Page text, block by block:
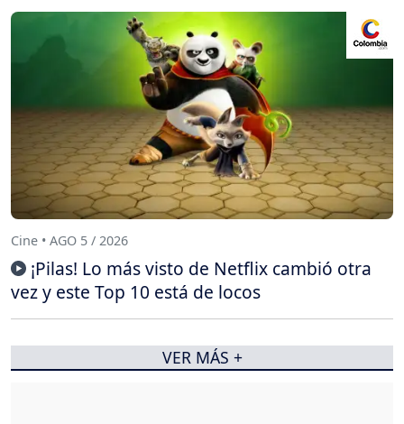
Cine • AGO 5 / 2026
¡Pilas! Lo más visto de Netflix cambió otra
vez y este Top 10 está de locos
VER MÁS +